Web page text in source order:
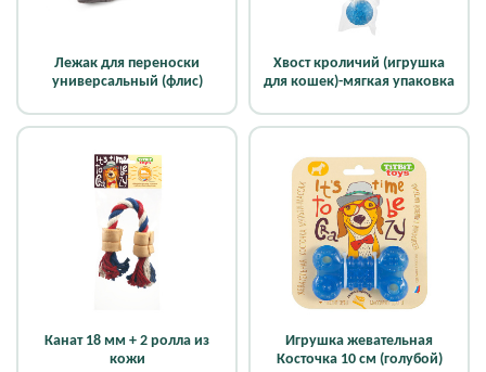
Лежак для переноски
универсальный (флис)
Хвост кроличий (игрушка
для кошек)-мягкая упаковка
Канат 18 мм + 2 ролла из
кожи
Игрушка жевательная
Косточка 10 см (голубой)